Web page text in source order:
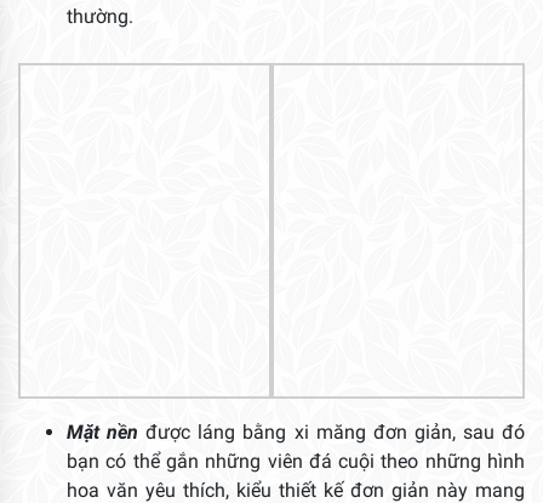
thường.
Mặt nền được láng bằng xi măng đơn giản, sau đó
bạn có thể gắn những viên đá cuội theo những hình
hoa văn yêu thích, kiểu thiết kế đơn giản này mang